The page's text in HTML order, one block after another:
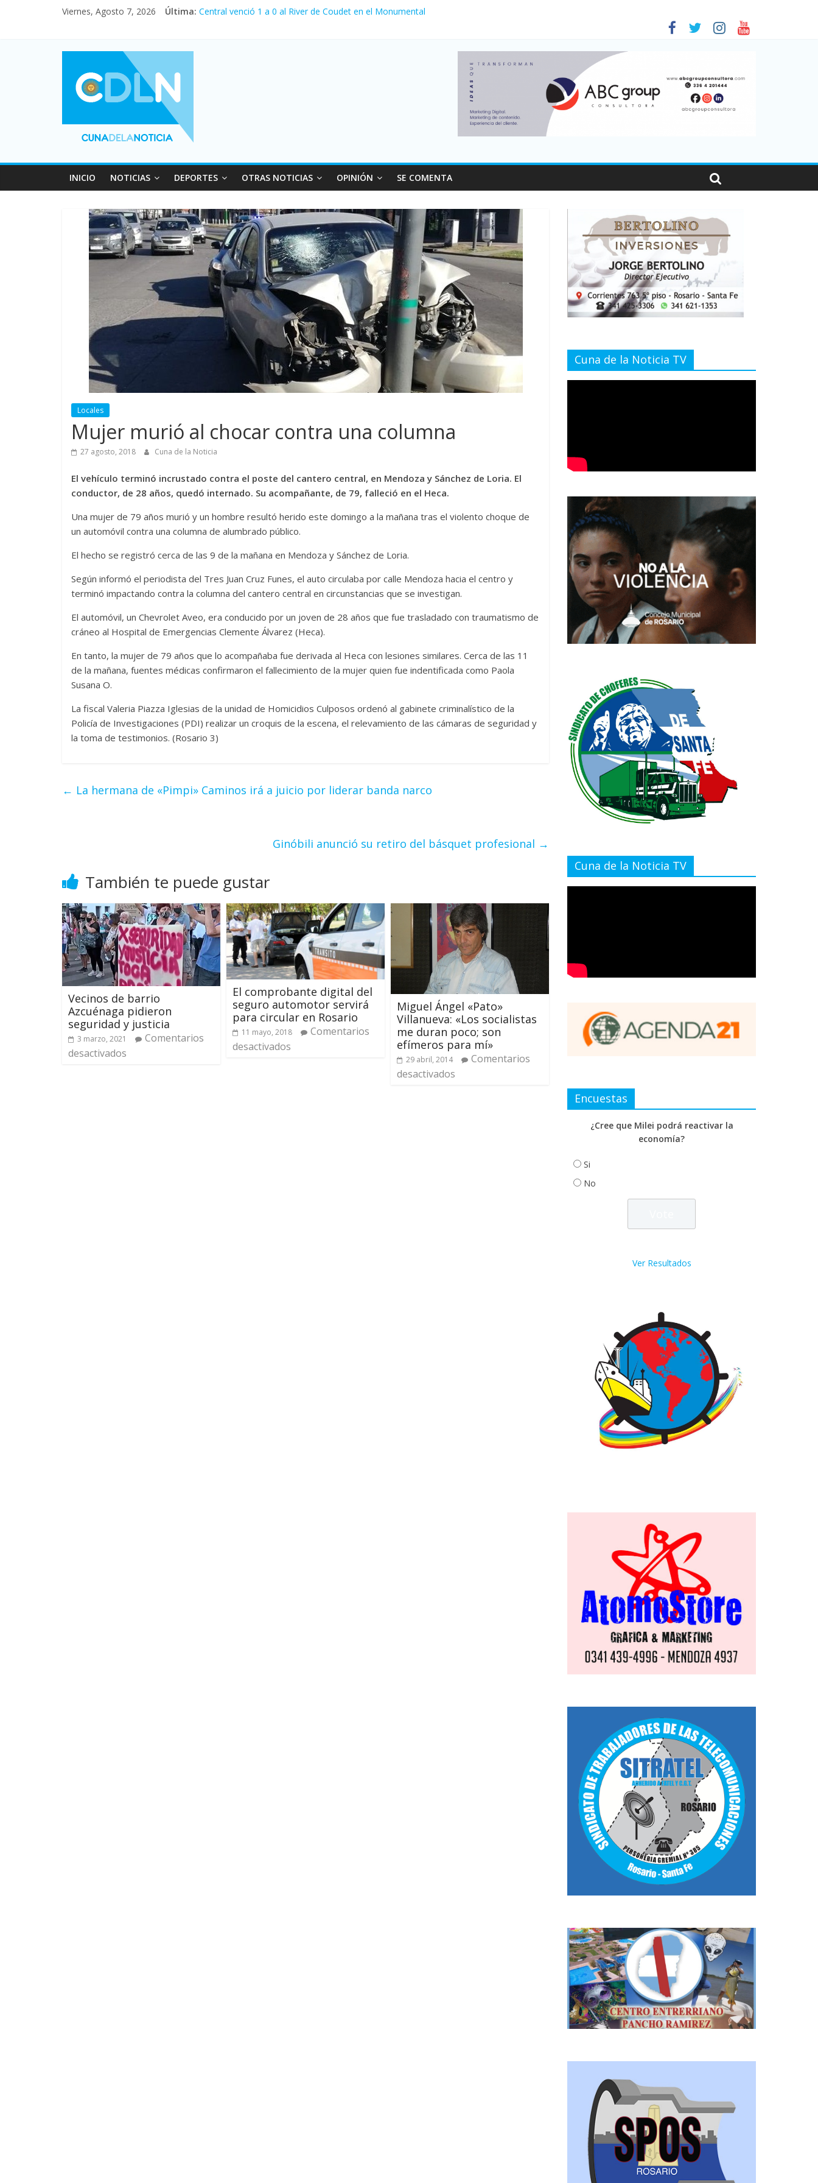
Viernes, Agosto 7, 2026 Última: Central venció 1 a 0 al River de Coudet en el Monumental
Vacaciones de invierno con más movimiento y consumo turístico: 4,6 millones de personas viajaron por el país, un 5,9% más que en 2025
Fuerte caída de la venta de autos usados en julio: bajó un 12,6% interanual
INICIO NOTICIAS DEPORTES OTRAS NOTICIAS OPINIÓN SE COMENTA
Locales
Mujer murió al chocar contra una columna
27 agosto, 2018 Cuna de la Noticia
El vehículo terminó incrustado contra el poste del cantero central, en Mendoza y Sánchez de Loria. El
conductor, de 28 años, quedó internado. Su acompañante, de 79, falleció en el Heca.
Una mujer de 79 años murió y un hombre resultó herido este domingo a la mañana tras el violento choque de
un automóvil contra una columna de alumbrado público.
El hecho se registró cerca de las 9 de la mañana en Mendoza y Sánchez de Loria.
Según informó el periodista del Tres Juan Cruz Funes, el auto circulaba por calle Mendoza hacia el centro y
terminó impactando contra la columna del cantero central en circunstancias que se investigan.
El automóvil, un Chevrolet Aveo, era conducido por un joven de 28 años que fue trasladado con traumatismo de
cráneo al Hospital de Emergencias Clemente Álvarez (Heca).
En tanto, la mujer de 79 años que lo acompañaba fue derivada al Heca con lesiones similares. Cerca de las 11
de la mañana, fuentes médicas confirmaron el fallecimiento de la mujer quien fue indentificada como Paola
Susana O.
La fiscal Valeria Piazza Iglesias de la unidad de Homicidios Culposos ordenó al gabinete criminalístico de la
Policía de Investigaciones (PDI) realizar un croquis de la escena, el relevamiento de las cámaras de seguridad y
la toma de testimonios. (Rosario 3)
← La hermana de «Pimpi» Caminos irá a juicio por liderar banda narco
Ginóbili anunció su retiro del básquet profesional →
También te puede gustar
Vecinos de barrio
Azcuénaga pidieron
seguridad y justicia
3 marzo, 2021
Comentarios
desactivados
El comprobante digital del
seguro automotor servirá
para circular en Rosario
11 mayo, 2018
Comentarios
desactivados
Miguel Ángel «Pato»
Villanueva: «Los socialistas
me duran poco; son
efímeros para mí»
29 abril, 2014
Comentarios
desactivados
Cuna de la Noticia TV
Cuna de la Noticia TV
Encuestas
¿Cree que Milei podrá reactivar la
economía?
Si
No
Ver Resultados